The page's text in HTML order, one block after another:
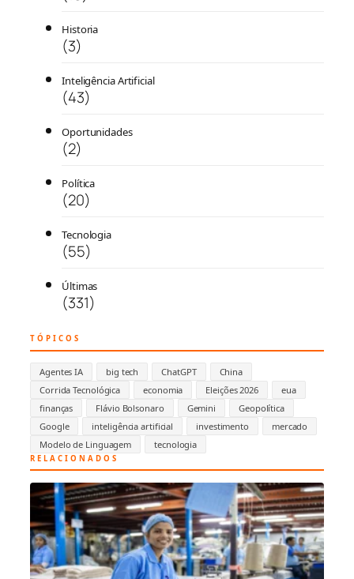
Historia
(3)
Inteligência Artificial
(43)
Oportunidades
(2)
Política
(20)
Tecnologia
(55)
Últimas
(331)
TÓPICOS
Agentes IA big tech ChatGPT
China
Corrida Tecnológica
economia Eleições 2026
eua
finanças
Flávio Bolsonaro Gemini
Geopolítica
Google
inteligência artificial investimento
mercado
Modelo de Linguagem
tecnologia
RELACIONADOS